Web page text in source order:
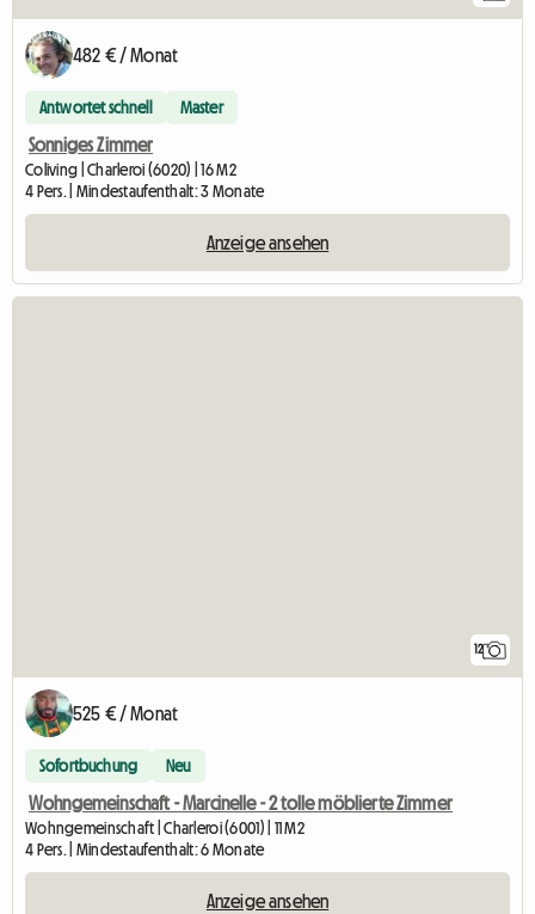
482 € / Monat
Antwortet schnell Master
Sonniges Zimmer
Coliving | Charleroi (6020) | 16 M2
4 Pers. | Mindestaufenthalt: 3 Monate
Anzeige ansehen
12
525 € / Monat
Sofortbuchung Neu
Wohngemeinschaft - Marcinelle - 2 tolle möblierte Zimmer
Wohngemeinschaft | Charleroi (6001) | 11 M2
4 Pers. | Mindestaufenthalt: 6 Monate
Anzeige ansehen